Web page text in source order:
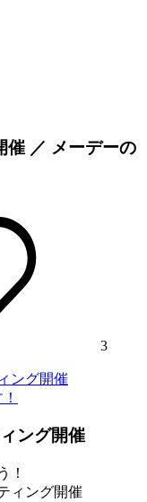
催 ／ メーデーの
3
ング開催
ング開催
！
ィング開催